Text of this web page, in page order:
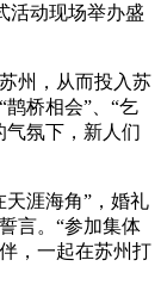
活动现场举办盛
州，从而投入苏
桥相会”、“乞
气氛下，新人们
涯海角”，婚礼
言。“参加集体
，一起在苏州打